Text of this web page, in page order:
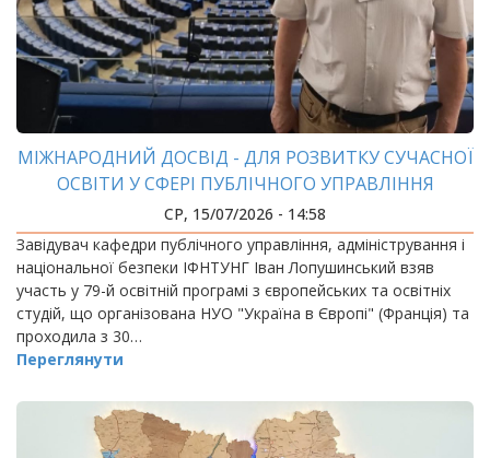
МІЖНАРОДНИЙ ДОСВІД - ДЛЯ РОЗВИТКУ СУЧАСНОЇ
ОСВІТИ У СФЕРІ ПУБЛІЧНОГО УПРАВЛІННЯ
СР, 15/07/2026 - 14:58
Завідувач кафедри публічного управління, адміністрування і
національної безпеки ІФНТУНГ Іван Лопушинський взяв
участь у 79-й освітній програмі з європейських та освітніх
студій, що організована НУО "Україна в Європі" (Франція) та
проходила з 30…
Переглянути